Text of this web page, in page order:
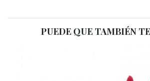
PUEDE QUE TAMBIÉN